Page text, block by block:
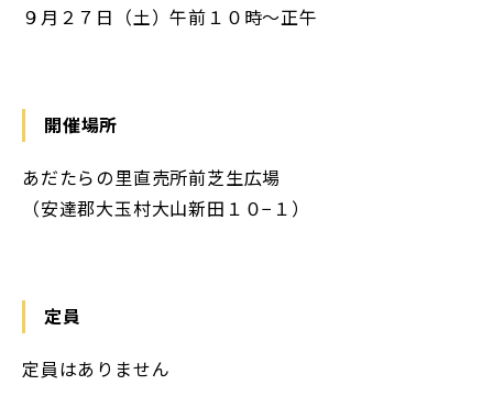
９月２７日（土）午前１０時〜正午
開催場所
あだたらの里直売所前芝生広場
（安達郡大玉村大山新田１０−１）
定員
定員はありません